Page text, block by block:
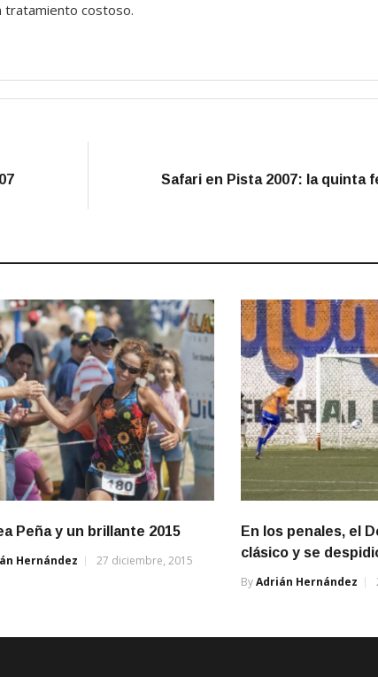
tratamiento costoso.
Safari en Pista 2007: la quinta
Peña y un brillante 2015
Hernández 27 diciembre, 2015
En los penales, el
clásico y se
ByAdrián Hernández